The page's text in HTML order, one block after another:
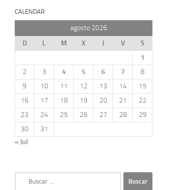
CALENDAR
agosto 2026
D
L M X J V
S
1
2
3 4 5 6 7
8
9
10 11 12 13 14
15
16
17 18 19 20 21
22
23
24 25 26 27 28
29
30
31
« Jul